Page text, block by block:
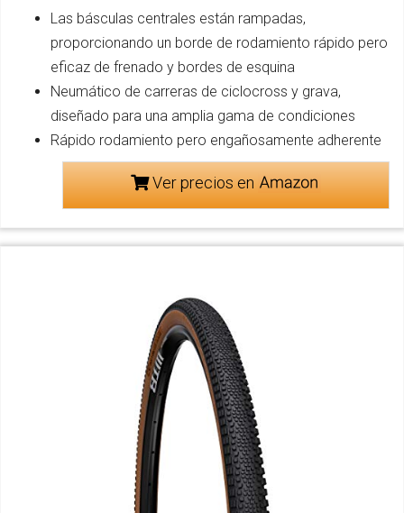
Las básculas centrales están rampadas,
proporcionando un borde de rodamiento rápido pero
eficaz de frenado y bordes de esquina
Neumático de carreras de ciclocross y grava,
diseñado para una amplia gama de condiciones
Rápido rodamiento pero engañosamente adherente
Ver precios en